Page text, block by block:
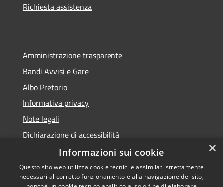
Richiesta assistenza
Amministrazione trasparente
Bandi Avvisi e Gare
Albo Pretorio
Informativa privacy
Note legali
Dichiarazione di accessibilità
Copyright © 2026 • Comune di
×
Informazioni sui cookie
Questo sito web utilizza cookie tecnici e assimilati strettamente
necessari al corretto funzionamento e alla navigazione del sito,